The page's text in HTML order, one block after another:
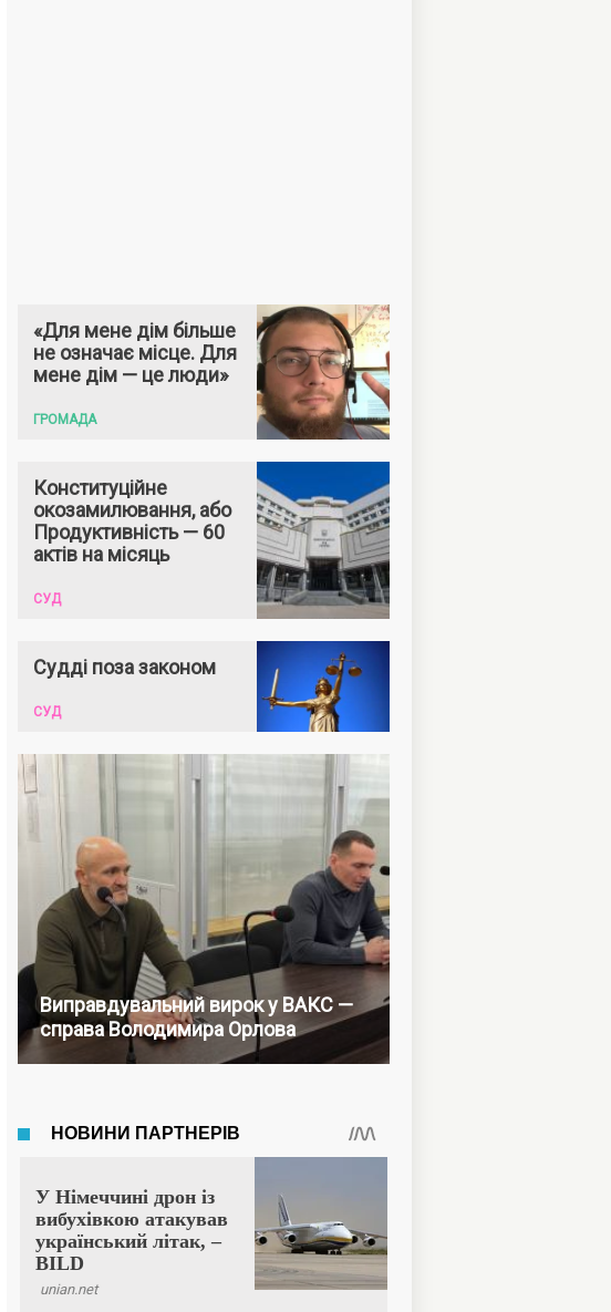
«Для мене дім більше
не означає місце. Для
мене дім — це люди»
ГРОМАДА
Конституційне
окозамилювання, або
Продуктивність — 60
актів на місяць
СУД
Судді поза законом
СУД
Виправдувальний вирок у ВАКС —
справа Володимира Орлова